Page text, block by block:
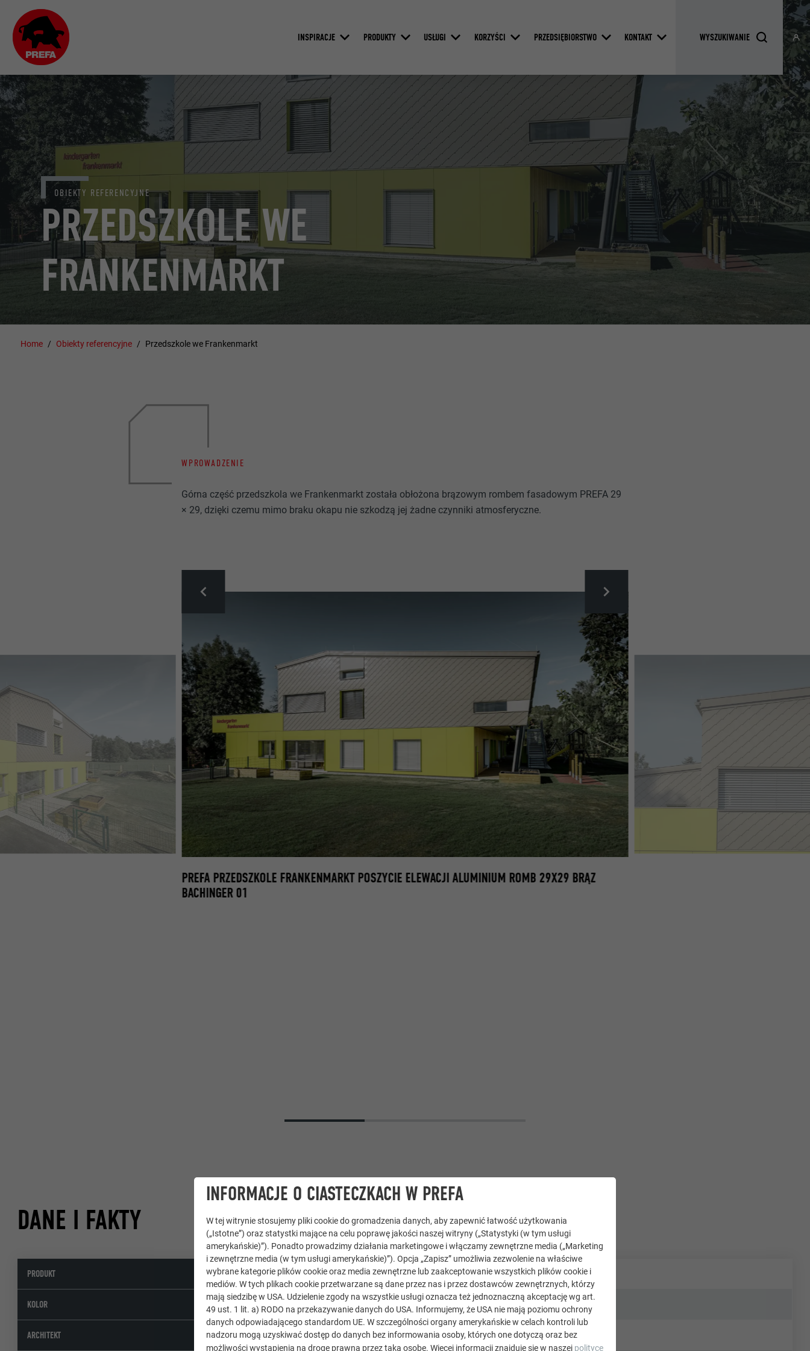
INSPIRACJE PRODUKTY USŁUGI KORZYŚCI PRZEDSIĘBIORSTWO KONTAKT
PRZEDSZKOLE WE
FRANKENMARKT
OBIEKTY REFERENCYJNE
Home Obiekty referencyjne Przedszkole we Frankenmarkt
WPROWADZENIE
Górna część przedszkola we Frankenmarkt została obłożona brązowym rombem fasadowym PREFA 29
× 29, dzięki czemu mimo braku okapu nie szkodzą jej żadne czynniki atmosferyczne.
PREFA PRZEDSZKOLE FRANKENMARKT POSZYCIE ELEWACJI ALUMINIUM ROMB 29X29 BRĄZ
BACHINGER 01
DANE I FAKTY
PRODUKT Romb elewacyjny 29 × 29
KOLOR 45 medalowy brąz
ARCHITEKT -
INFORMACJE O CIASTECZKACH W PREFA
W tej witrynie stosujemy pliki cookie do gromadzenia danych, aby zapewnić łatwość użytkowania
(„Istotne”) oraz statystki mające na celu poprawę jakości naszej witryny („Statystyki (w tym usługi
amerykańskie)”). Ponadto prowadzimy działania marketingowe i włączamy zewnętrzne media („Marketing
i zewnętrzne media (w tym usługi amerykańskie)”). Opcja „Zapisz” umożliwia zezwolenie na właściwe
wybrane kategorie plików cookie oraz media zewnętrzne lub zaakceptowanie wszystkich plików cookie i
mediów. W tych plikach cookie przetwarzane są dane przez nas i przez dostawców zewnętrznych, którzy
mają siedzibę w USA. Udzielenie zgody na wszystkie usługi oznacza też jednoznaczną akceptację wg art.
49 ust. 1 lit. a) RODO na przekazywanie danych do USA. Informujemy, że USA nie mają poziomu ochrony
danych odpowiadającego standardom UE. W szczególności organy amerykańskie w celach kontroli lub
nadzoru mogą uzyskiwać dostęp do danych bez informowania osoby, których one dotyczą oraz bez
możliwości wystąpienia na drogę prawną przez taką osobę. Więcej informacji znajduje się w naszej polityce